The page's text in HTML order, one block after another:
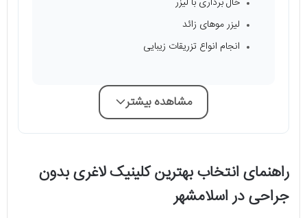
لیزر موهای زائد
انجام انواع تزریقات زیبایی
مشاهده بیشتر
راهنمای انتخاب بهترین کلینیک لاغری بدون
جراحی در اسلامشهر